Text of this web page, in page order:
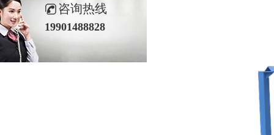
咨询热线
19901488828